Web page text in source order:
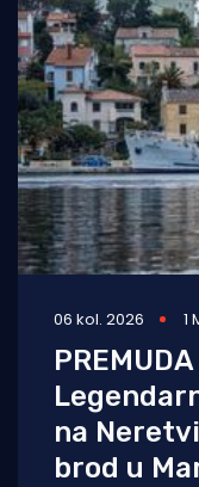
06 kol. 2026 1
na
brod u